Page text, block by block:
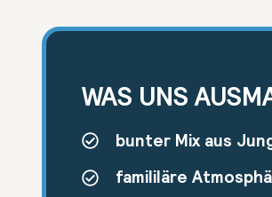
WAS UNS
bunter Mix aus
famililäre